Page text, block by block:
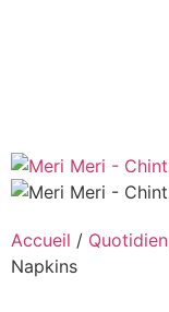
Accueil / Quotidien
Napkins